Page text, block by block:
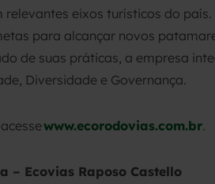
relevantes eixos turísticos do
para alcançar novos
de suas práticas, a empresa
Diversidade e Governança.
www.ecorodovias.com.br.
– Ecovias Raposo Castello